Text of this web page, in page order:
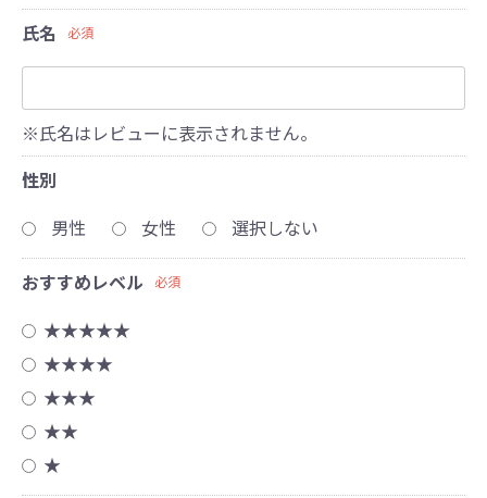
氏名
必須
※氏名はレビューに表示されません。
性別
男性
女性 選択しない
おすすめレベル 必須
★★★★★
★★★★
★★★
★★
★